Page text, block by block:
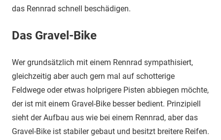
das Rennrad schnell beschädigen.
Das Gravel-Bike
Wer grundsätzlich mit einem Rennrad sympathisiert,
gleichzeitig aber auch gern mal auf schotterige
Feldwege oder etwas holprigere Pisten abbiegen möchte,
der ist mit einem Gravel-Bike besser bedient. Prinzipiell
sieht der Aufbau aus wie bei einem Rennrad, aber das
Gravel-Bike ist stabiler gebaut und besitzt breitere Reifen.